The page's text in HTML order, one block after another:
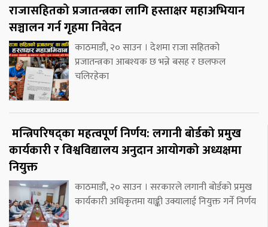
राजासहितको प्रजातन्त्रका लागि हस्ताक्षर महाअभियान
सञ्चालन गर्न गृहमा निवेदन
काठमाडौं, २० साउन । देशमा राजा सहितको
प्रजातन्त्रका आबश्यक छ भन्ने बसह र छलफल
चलिरहेका
मन्त्रिपरिषद्का महत्वपूर्ण निर्णय: लगानी बोर्डको प्रमुख
कार्यकारी र विश्वविद्यालय अनुदान आयोगको अध्यक्षमा
नियुक्त
काठमाडौं, २० साउन । सरकारले लगानी बोर्डको प्रमुख
कार्यकारी अधिकृतमा याङ्की उक्यालाई नियुक्त गर्ने निर्णय